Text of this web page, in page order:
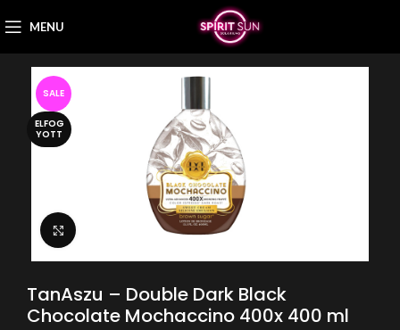
MENU
SALE
ELFOG
YOTT
TanAszu – Double Dark Black
Chocolate Mochaccino 400x 400 ml